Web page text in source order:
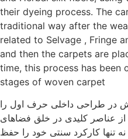
their dyeing process. The
traditional way after the
related to Selvage , Fringe
and then the carpets are
time, this process has been
stages of woven carpet
در طراحی داخلی حرف اول را
عناصر کلیدی در خلق فضاهای
تنها کارکرد سنتی خود را حفظ